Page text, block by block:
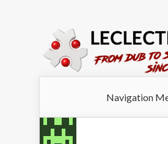
Navigation